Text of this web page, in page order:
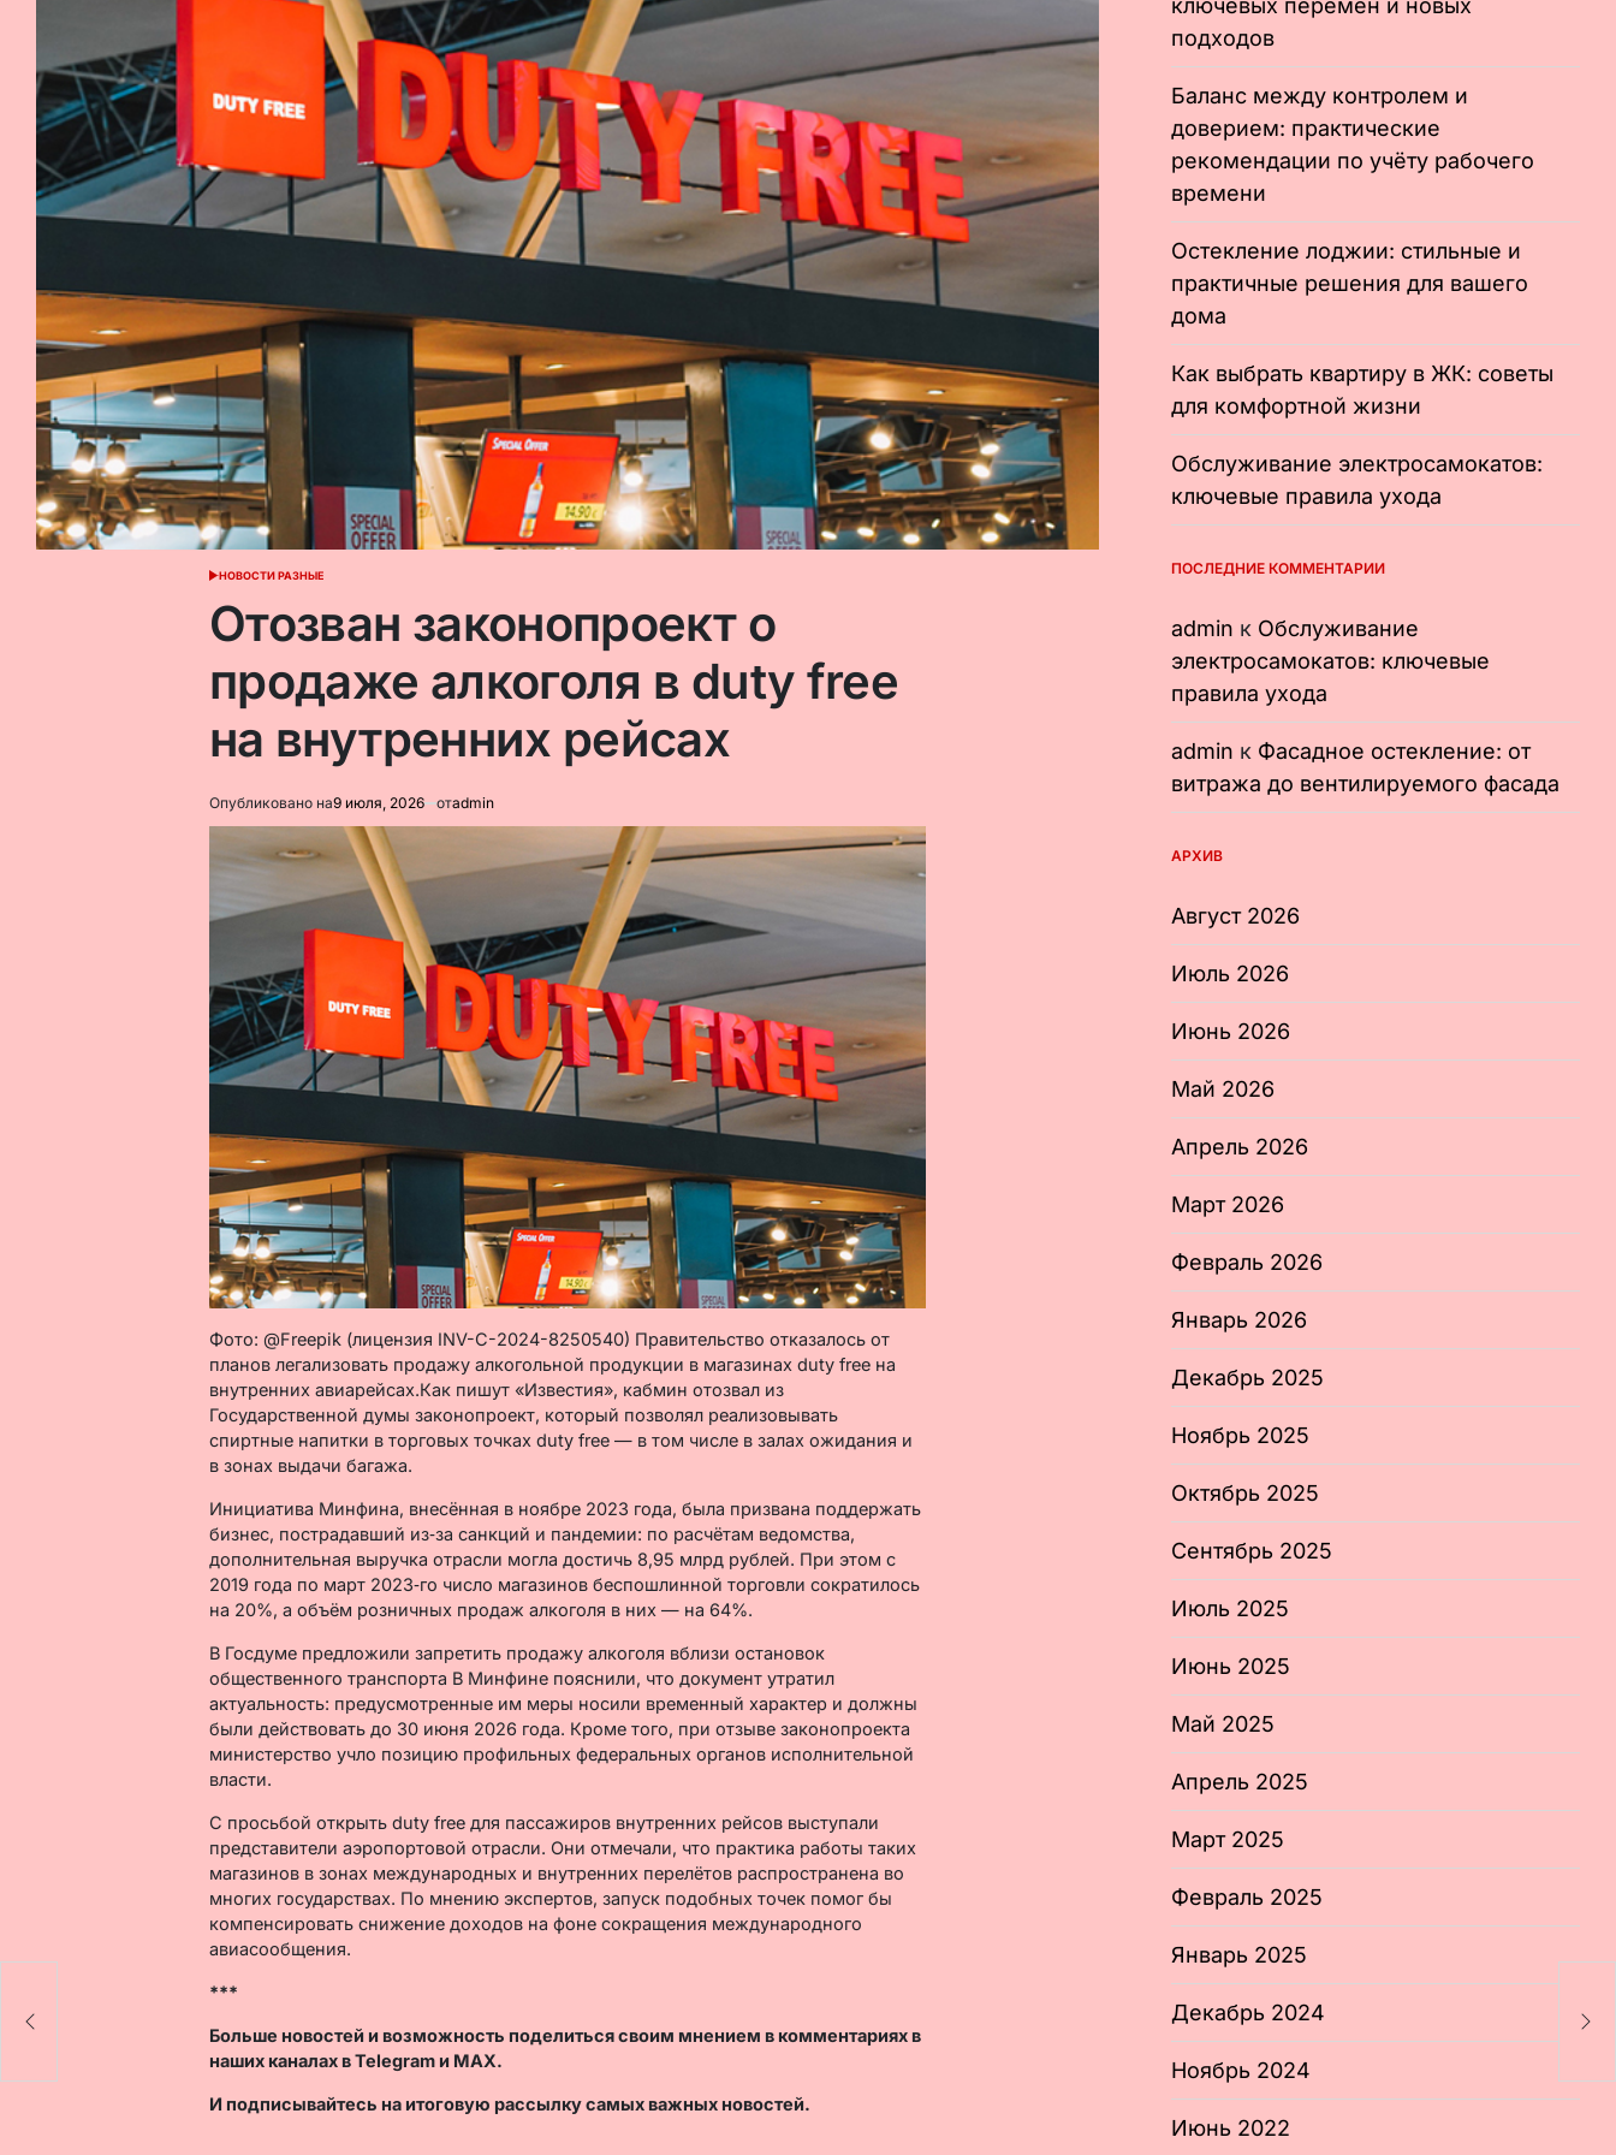
ОПУБЛИКОВАНО
НОВОСТИ РАЗНЫЕ
Отозван законопроект о
продаже алкоголя в duty free
на внутренних рейсах
Опубликовано на9 июля, 2026 отadmin
Фото: @Freepik (лицензия INV-C-2024-8250540) Правительство отказалось от
планов легализовать продажу алкогольной продукции в магазинах duty free на
внутренних авиарейсах.Как пишут «Известия», кабмин отозвал из
Государственной думы законопроект, который позволял реализовывать
спиртные напитки в торговых точках duty free — в том числе в залах ожидания и
в зонах выдачи багажа.
Инициатива Минфина, внесённая в ноябре 2023 года, была призвана поддержать
бизнес, пострадавший из‑за санкций и пандемии: по расчётам ведомства,
дополнительная выручка отрасли могла достичь 8,95 млрд рублей. При этом с
2019 года по март 2023‑го число магазинов беспошлинной торговли сократилось
на 20%, а объём розничных продаж алкоголя в них — на 64%.
В Госдуме предложили запретить продажу алкоголя вблизи остановок
общественного транспорта В Минфине пояснили, что документ утратил
актуальность: предусмотренные им меры носили временный характер и должны
были действовать до 30 июня 2026 года. Кроме того, при отзыве законопроекта
министерство учло позицию профильных федеральных органов исполнительной
власти.
С просьбой открыть duty free для пассажиров внутренних рейсов выступали
представители аэропортовой отрасли. Они отмечали, что практика работы таких
магазинов в зонах международных и внутренних перелётов распространена во
многих государствах. По мнению экспертов, запуск подобных точек помог бы
компенсировать снижение доходов на фоне сокращения международного
авиасообщения.
***
Больше новостей и возможность поделиться своим мнением в комментариях в
наших каналах вTelegram и MAX.
И подписывайтесь на итоговую рассылку самых важных новостей.
ключевых перемен и новых
подходов
Баланс между контролем и
доверием: практические
рекомендации по учёту рабочего
времени
Остекление лоджии: стильные и
практичные решения для вашего
дома
Как выбрать квартиру в ЖК: советы
для комфортной жизни
Обслуживание электросамокатов:
ключевые правила ухода
ПОСЛЕДНИЕ КОММЕНТАРИИ
admin к Обслуживание
электросамокатов: ключевые
правила ухода
admin к Фасадное остекление: от
витража до вентилируемого фасада
АРХИВ
Август 2026
Июль 2026
Июнь 2026
Май 2026
Апрель 2026
Март 2026
Февраль 2026
Январь 2026
Декабрь 2025
Ноябрь 2025
Октябрь 2025
Сентябрь 2025
Июль 2025
Июнь 2025
Май 2025
Апрель 2025
Март 2025
Февраль 2025
Январь 2025
Декабрь 2024
Ноябрь 2024
Июнь 2022